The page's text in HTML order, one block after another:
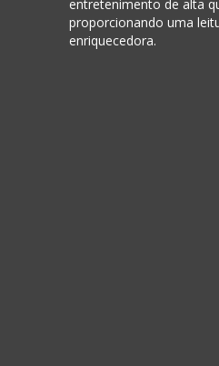
entretenimento de alta
proporcionando uma
enriquecedora.